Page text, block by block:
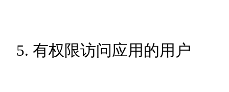
5. 有权限访问应用的用户